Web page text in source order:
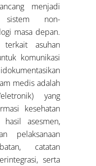
menjadi
sistem non-
masa depan.
asuhan
komunikasi
medis adalah
yang
kesehatan
asesmen,
pelaksanaan
catatan
serta